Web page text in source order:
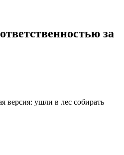
за
версия: ушли в лес собирать